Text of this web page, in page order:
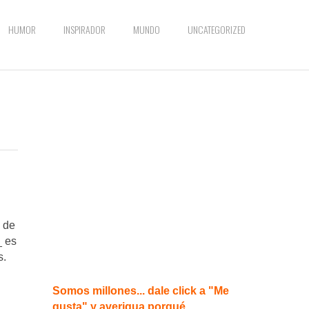
HUMOR INSPIRADOR MUNDO UNCATEGORIZED
de
es
Somos millones... dale click a "Me
gusta" y averigua porqué